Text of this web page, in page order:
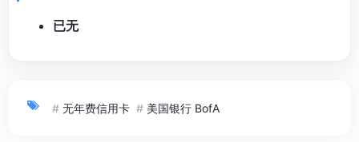
已无
# 无年费信用卡 # 美国银行 BofA